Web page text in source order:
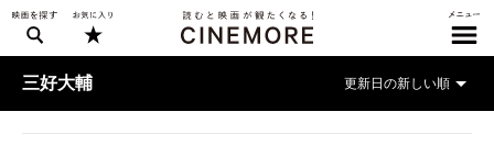
三好大輔